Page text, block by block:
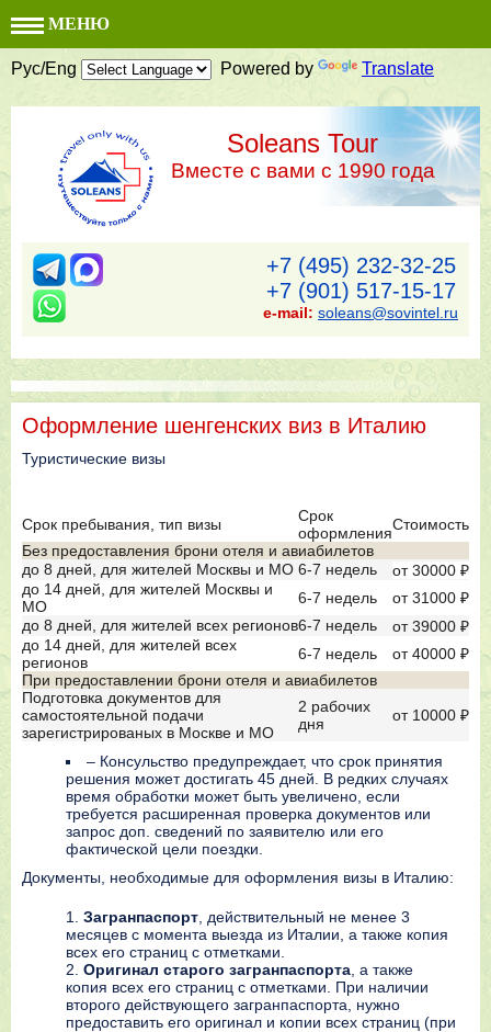
МЕНЮ
Рус/Eng Powered by Translate
Soleans Tour
Вместе с вами с 1990 года
+7 (495) 232-32-25
+7 (901) 517-15-17
e-mail: soleans@sovintel.ru
Оформление шенгенских виз в Италию
Туристические визы
Срок пребывания, тип визы
Срок
оформленияСтоимость
Без предоставления брони отеля и авиабилетов
до 8 дней, для жителей Москвы и МО 6-7 недель
от 30000 ₽
до 14 дней, для жителей Москвы и
МО
6-7 недель
от 31000 ₽
до 8 дней, для жителей всех регионов6-7 недель
от 39000 ₽
до 14 дней, для жителей всех
регионов
6-7 недель
от 40000 ₽
При предоставлении брони отеля и авиабилетов
Подготовка документов для
самостоятельной подачи
зарегистрированых в Москве и МО
2 рабочих
дня
от 10000 ₽
– Консульство предупреждает, что срок принятия
решения может достигать 45 дней. В редких случаях
время обработки может быть увеличено, если
требуется расширенная проверка документов или
запрос доп. сведений по заявителю или его
фактической цели поездки.
Документы, необходимые для оформления визы в Италию:
Загранпаспорт , действительный не менее 3
месяцев с момента выезда из Италии, а также копия
всех его страниц с отметками.
Оригинал старого загранпаспорта , а также
копия всех его страниц с отметками. При наличии
второго действующего загранпаспорта, нужно
предоставить его оригинал и копии всех страниц (при